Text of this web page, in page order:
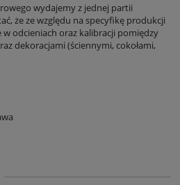
wydajemy z jednej partii
że ze względu na specyfikę produkcji
w odcieniach oraz kalibracji pomiędzy
dekoracjami (ściennymi, cokołami,